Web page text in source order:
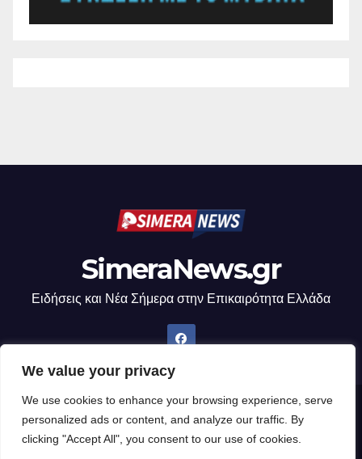
We value your privacy
We use cookies to enhance your browsing experience, serve
personalized ads or content, and analyze our traffic. By
clicking "Accept All", you consent to our use of cookies.
SimeraNews.gr
Ειδήσεις και Νέα Σήμερα στην Επικαιρότητα Ελλάδα
Δημιουργήθηκε από το digital2000 με την Υποστήριξη του WordPress
Θέμα: Newsup απόThemeansar.